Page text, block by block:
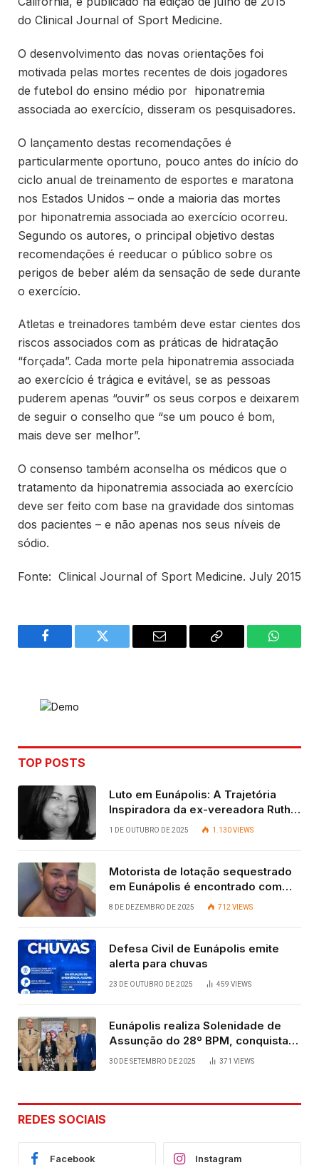
do Clinical Journal of Sport Medicine.
O desenvolvimento das novas orientações foi
motivada pelas mortes recentes de dois jogadores
de futebol do ensino médio por hiponatremia
associada ao exercício, disseram os pesquisadores.
O lançamento destas recomendações é
particularmente oportuno, pouco antes do início do
ciclo anual de treinamento de esportes e maratona
nos Estados Unidos – onde a maioria das mortes
por hiponatremia associada ao exercício ocorreu.
Segundo os autores, o principal objetivo destas
recomendações é reeducar o público sobre os
perigos de beber além da sensação de sede durante
o exercício.
Atletas e treinadores também deve estar cientes dos
riscos associados com as práticas de hidratação
“forçada”. Cada morte pela hiponatremia associada
ao exercício é trágica e evitável, se as pessoas
puderem apenas “ouvir” os seus corpos e deixarem
de seguir o conselho que “se um pouco é bom,
mais deve ser melhor”.
O consenso também aconselha os médicos que o
tratamento da hiponatremia associada ao exercício
deve ser feito com base na gravidade dos sintomas
dos pacientes – e não apenas nos seus níveis de
sódio.
Fonte: Clinical Journal of Sport Medicine. July 2015
Facebook Twitter Email
Copy
TOP POSTS
Luto em Eunápolis: A Trajetória
Inspiradora da ex-vereadora Ruth
Contadora
1 DE OUTUBRO DE 2025 1.130VIEWS
Motorista de lotação sequestrado
em Eunápolis é encontrado com
vida após quatro dias.
8 DE DEZEMBRO DE 2025 712 VIEWS
Defesa Civil de Eunápolis emite
alerta para chuvas
23 DE OUTUBRO DE 2025 459 VIEWS
Eunápolis realiza Solenidade de
Assunção do 28º BPM, conquista
viabilizada por articulação política
30 DE SETEMBRO DE 2025 371 VIEWS
REDES SOCIAIS
Facebook Instagram